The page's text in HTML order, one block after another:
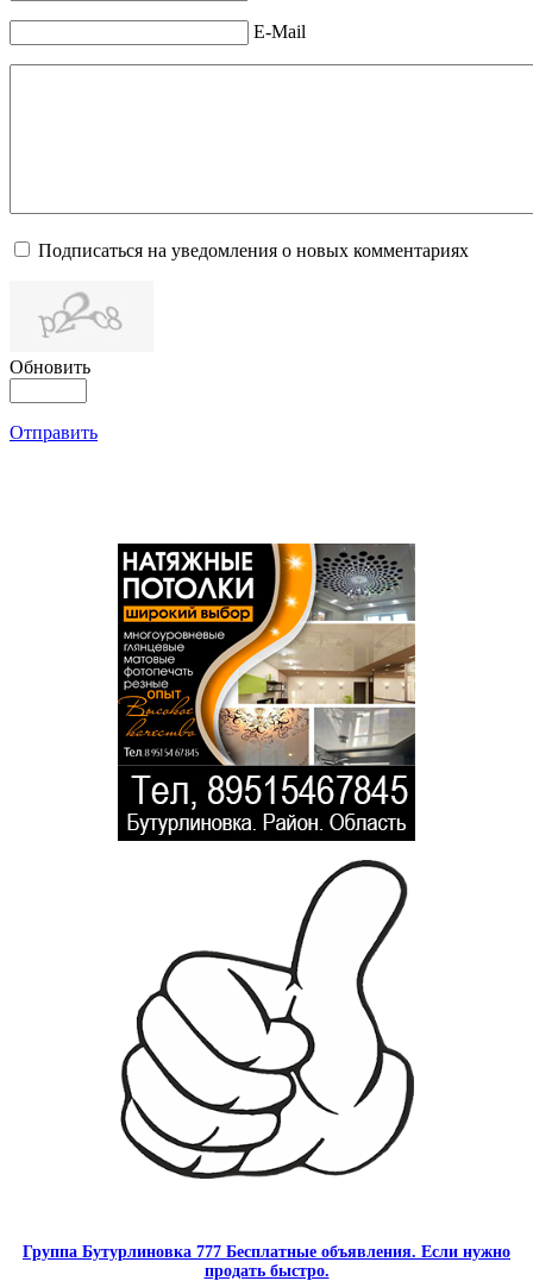
E-Mail
Подписаться на уведомления о новых комментариях
Обновить
Отправить
Группа Бутурлиновка 777 Бесплатные объявления. Если нужно
продать быстро.